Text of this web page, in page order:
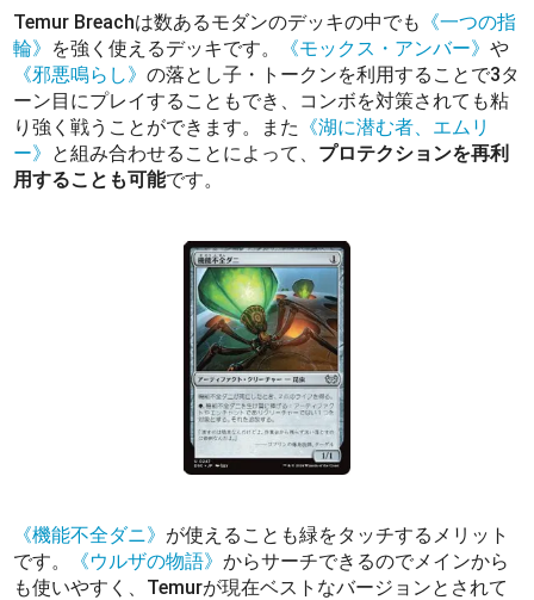
Temur Breachは数あるモダンのデッキの中でも 《一つの指
輪》 を強く使えるデッキです。 《モックス・アンバー》や
《邪悪鳴らし》の落とし子・トークンを利用することで3タ
ーン目にプレイすることもでき、コンボを対策されても粘
り強く戦うことができます。また 《湖に潜む者、エムリ
ー》 と組み合わせることによって、 プロテクションを再利
用することも可能です。
《機能不全ダニ》 が使えることも緑をタッチするメリット
です。
《ウルザの物語》からサーチできるのでメインから
も使いやすく、Temurが現在ベストなバージョンとされて